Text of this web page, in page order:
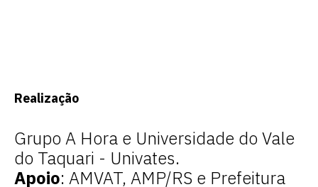
Realização
Grupo A Hora e Universidade do Vale
do Taquari - Univates.
Apoio: AMVAT, AMP/RS e Prefeitura